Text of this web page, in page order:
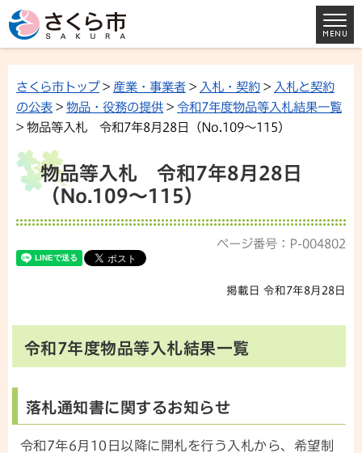
さくら市トップ> 産業・事業者 > 入札・契約 > 入札と契約
の公表 > 物品・役務の提供 > 令和7年度物品等入札結果一覧
> 物品等入札 令和7年8月28日（No.109～115）
物品等入札 令和7年8月28日
（No.109～115）
ページ番号：P-004802
掲載日 令和7年8月28日
令和7年度物品等入札結果一覧
落札通知書に関するお知らせ
令和7年6月10日以降に開札を行う入札から、希望制